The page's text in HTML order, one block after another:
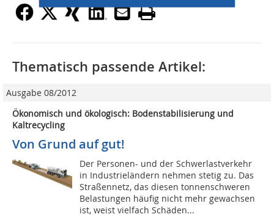
Thematisch passende Artikel:
Ausgabe 08/2012
Ökonomisch und ökologisch: Bodenstabilisierung und
Kaltrecycling
Von Grund auf gut!
Der Personen- und der Schwerlastverkehr
in Industrieländern nehmen stetig zu. Das
Straßennetz, das diesen tonnenschweren
Belastungen häufig nicht mehr gewachsen
ist, weist vielfach Schäden...